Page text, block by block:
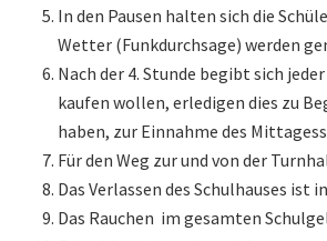
In den Pausen halten sich die
Wetter (Funkdurchsage) werden
Nach der 4. Stunde begibt sich
kaufen wollen, erledigen dies zu
haben, zur Einnahme des
Für den Weg zur und von der
Das Verlassen des Schulhauses
Das Rauchen im gesamten